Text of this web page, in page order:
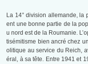
La 14° division allemande, la
ent une bonne partie de la
u nord est de la Roumanie.
tisémitisme bien ancré chez
olitique au service du Reich,
éral, à sa tête. Entre 1941 et